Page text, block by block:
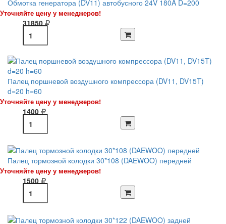
Обмотка генератора (DV11) автобусного 24V 180A D=200
Уточняйте цену у менеджеров!
31850
Палец поршневой воздушного компрессора (DV11, DV15T)
d=20 h=60
Уточняйте цену у менеджеров!
1400
Палец тормозной колодки 30*108 (DAEWOO) передней
Уточняйте цену у менеджеров!
1500